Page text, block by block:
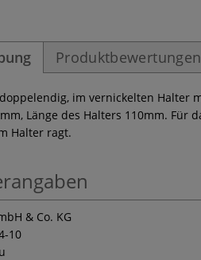
Produktbewertungen
im vernickelten Halter
Länge des Halters 110mm. Für
Halter ragt.
& Co. KG
10